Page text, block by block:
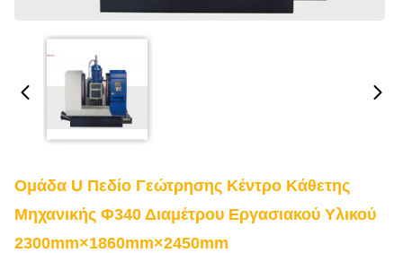
Ομάδα U Πεδίο Γεώτρησης Κέντρο Κάθετης
Μηχανικής Φ340 Διαμέτρου Εργασιακού Υλικού
2300mm×1860mm×2450mm